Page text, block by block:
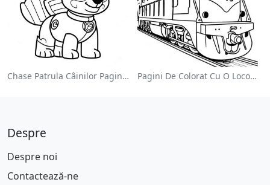
Chase Patrula Câinilor Pagina De Colorat Pagini De Colorat Cu O Locomotivă Colorată
Despre
Despre noi
Contactează-ne